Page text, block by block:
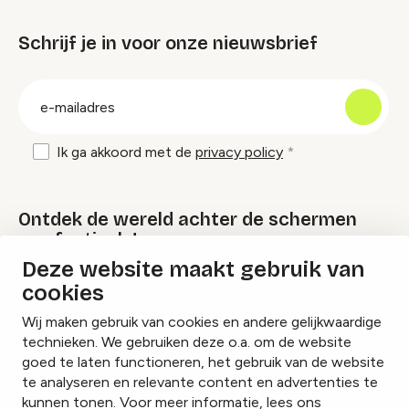
Deze website maakt gebruik van
cookies
Wij maken gebruik van cookies en andere gelijkwaardige
technieken. We gebruiken deze o.a. om de website
goed te laten functioneren, het gebruik van de website
te analyseren en relevante content en advertenties te
kunnen tonen. Voor meer informatie, lees ons
Schrijf je in voor onze nieuwsbrief
Ik ga akkoord met de privacy policy
Ontdek de wereld achter de schermen
van festivals!
Lees onze Festival Specials
InstagramFacebookLinkedIn